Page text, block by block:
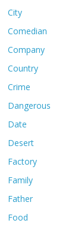
City
Comedian
Company
Country
Crime
Dangerous
Date
Desert
Factory
Family
Father
Food